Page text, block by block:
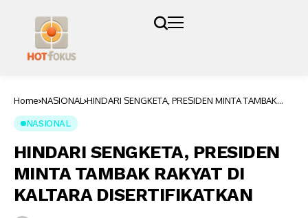
Home NASIONAL HINDARI SENGKETA, PRESIDEN MINTA TAMBAK
NASIONAL
HINDARI SENGKETA, PRESIDEN
MINTA TAMBAK RAKYAT DI
KALTARA DISERTIFIKATKAN